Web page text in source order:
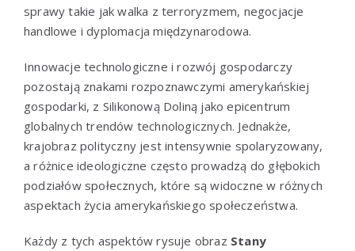
sprawy takie jak walka z terroryzmem, negocjacje
handlowe i dyplomacja międzynarodowa.
Innowacje technologiczne i rozwój gospodarczy
pozostają znakami rozpoznawczymi amerykańskiej
gospodarki, z Silikonową Doliną jako epicentrum
globalnych trendów technologicznych. Jednakże,
krajobraz polityczny jest intensywnie spolaryzowany,
a różnice ideologiczne często prowadzą do głębokich
podziałów społecznych, które są widoczne w różnych
aspektach życia amerykańskiego społeczeństwa.
Każdy z tych aspektów rysuje obraz Stany